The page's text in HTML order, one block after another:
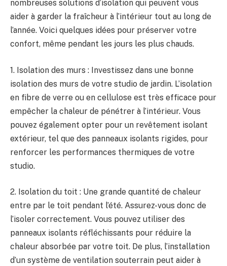
nombreuses solutions d’isolation qui peuvent⁤ vous
aider à garder ​la fraîcheur à l’intérieur tout au long de
l’année. Voici quelques idées pour préserver votre
confort, même pendant​ les‌ jours les plus chauds.
1. Isolation des murs⁣ : Investissez dans une bonne
isolation des ‍murs de votre studio de jardin.​ L’isolation
en fibre ‌de verre ou en cellulose ⁢est très efficace pour
empêcher la chaleur de pénétrer à⁢ l’intérieur. Vous
pouvez également opter pour un revêtement isolant
⁤extérieur, tel‍ que des panneaux⁣ isolants rigides,⁢ pour
renforcer les ⁣performances thermiques ​de votre
studio.
2. Isolation‌ du ⁣toit : ‌Une grande quantité de chaleur
entre par le ‌toit ​pendant l’été. Assurez-vous donc de
l’isoler correctement. Vous pouvez utiliser des
panneaux​ isolants réfléchissants pour réduire la
chaleur ⁤absorbée par votre toit. De plus, l’installation
d’un système⁤ de ventilation⁤ souterrain‌ peut aider⁤ à⁢